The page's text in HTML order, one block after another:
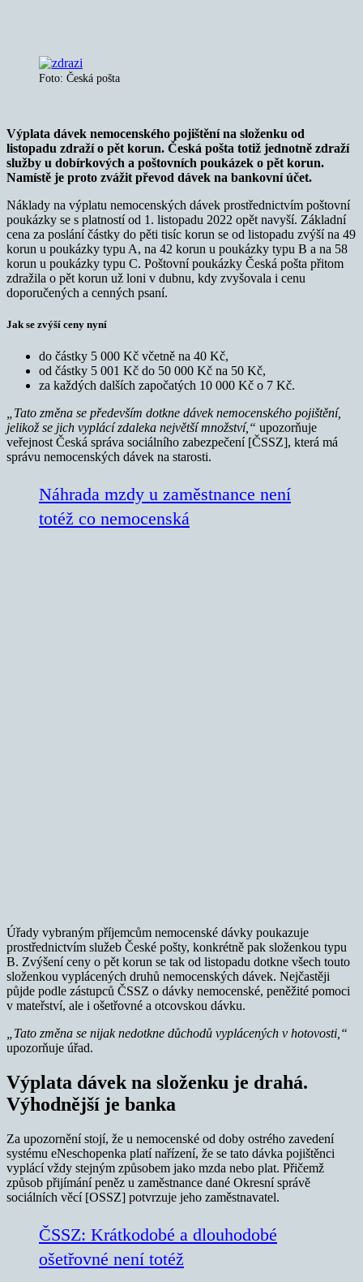
Foto: Česká pošta
Výplata dávek nemocenského pojištění na složenku od
listopadu zdraží o pět korun. Česká pošta totiž jednotně zdraží
služby u dobírkových a poštovních poukázek o pět korun.
Namístě je proto zvážit převod dávek na bankovní účet.
Náklady na výplatu nemocenských dávek prostřednictvím poštovní
poukázky se s platností od 1. listopadu 2022 opět navyší. Základní
cena za poslání částky do pěti tisíc korun se od listopadu zvýší na 49
korun u poukázky typu A, na 42 korun u poukázky typu B a na 58
korun u poukázky typu C. Poštovní poukázky Česká pošta přitom
zdražila o pět korun už loni v dubnu, kdy zvyšovala i cenu
doporučených a cenných psaní.
Jak se zvýší ceny nyní
do částky 5 000 Kč včetně na 40 Kč,
od částky 5 001 Kč do 50 000 Kč na 50 Kč,
za každých dalších započatých 10 000 Kč o 7 Kč.
„Tato změna se především dotkne dávek nemocenského pojištění,
jelikož se jich vyplácí zdaleka největší množství,“ upozorňuje
veřejnost Česká správa sociálního zabezpečení [ČSSZ], která má
správu nemocenských dávek na starosti.
Náhrada mzdy u zaměstnance není
totéž co nemocenská
Úřady vybraným příjemcům nemocenské dávky poukazuje
prostřednictvím služeb České pošty, konkrétně pak složenkou typu
B. Zvýšení ceny o pět korun se tak od listopadu dotkne všech touto
složenkou vyplácených druhů nemocenských dávek. Nejčastěji
půjde podle zástupců ČSSZ o dávky nemocenské, peněžité pomoci
v mateřství, ale i ošetřovné a otcovskou dávku.
„Tato změna se nijak nedotkne důchodů vyplácených v hotovosti,“
upozorňuje úřad.
Výplata dávek na složenku je drahá.
Výhodnější je banka
Za upozornění stojí, že u nemocenské od doby ostrého zavedení
systému eNeschopenka platí nařízení, že se tato dávka pojištěnci
vyplácí vždy stejným způsobem jako mzda nebo plat. Přičemž
způsob přijímání peněz u zaměstnance dané Okresní správě
sociálních věcí [OSSZ] potvrzuje jeho zaměstnavatel.
ČSSZ: Krátkodobé a dlouhodobé
ošetřovné není totéž